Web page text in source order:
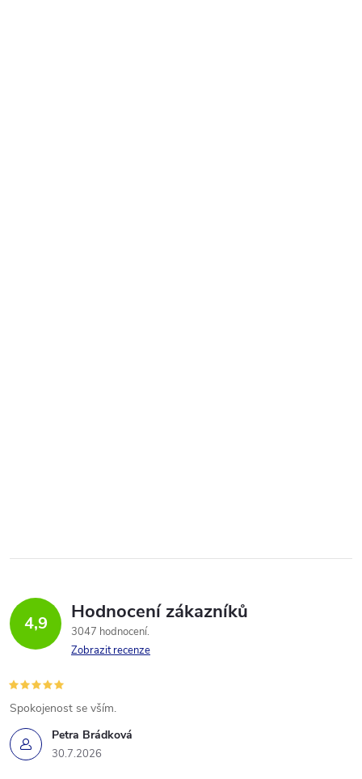
4,9 Hodnocení zákazníků
3047 hodnocení
Zobrazit recenze
Petra Brádková
30.7.2026
Spokojenost se vším.